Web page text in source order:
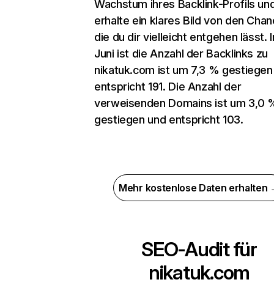
Wachstum ihres Backlink-Profils
erhalte ein klares Bild von den
die du dir vielleicht entgehen lässt.
Juni ist die Anzahl der Backlinks zu
nikatuk.com ist um 7,3 %
entspricht 191. Die Anzahl der
verweisenden Domains ist um 3,0
gestiegen und entspricht 103.
Mehr kostenlose Daten erhalten
SEO-Audit für
nikatuk.com